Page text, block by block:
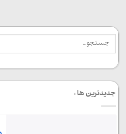
جدیدترین ها :